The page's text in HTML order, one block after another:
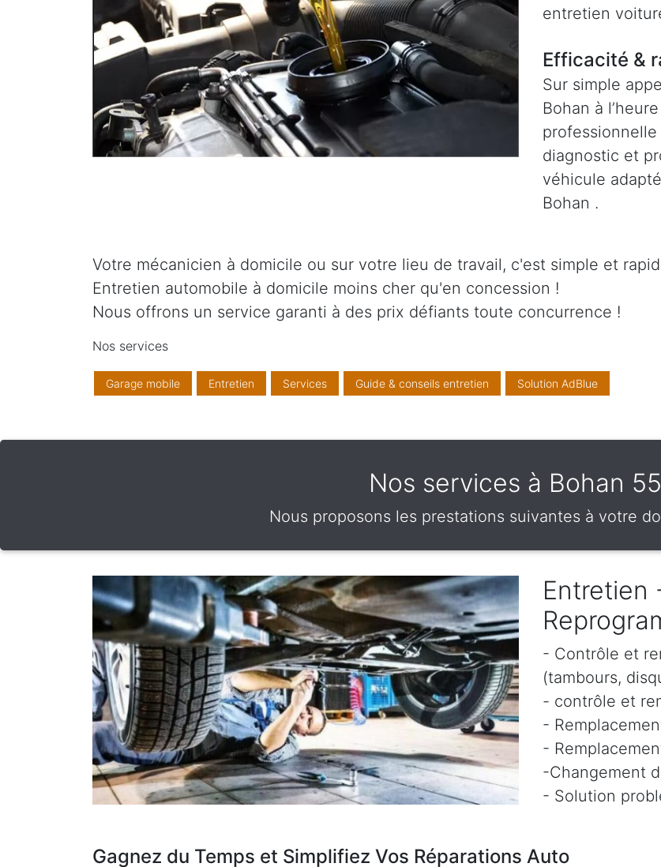
entretien
Efficacité &
Sur simple
Bohan à
diagnostic et
véhicule
Bohan .
Votre mécanicien à domicile ou sur votre lieu de travail, c'est simple et
Entretien automobile à domicile moins cher qu'en concession !
Nous offrons un service garanti à des prix défiants toute concurrence !
Nos services
Garage mobile Entretien Services Guide & conseils entretien Solution AdBlue
Nos services à Bohan
Nous proposons les prestations suivantes à votre
Entretien
- Contrôle et
(tambours,
- contrôle et
-
-
-Changement
- Solution
Gagnez du Temps et Simplifiez Vos Réparations Auto